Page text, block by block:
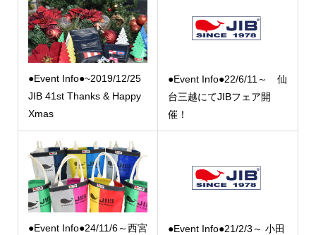
●Event Info●~2019/12/25
JIB 41st Thanks & Happy
Xmas
●Event Info●22/6/11～ 仙
台三越にてJIBフェア開
催！
●Event Info●24/11/6～西宮
●Event Info●21/2/3～ 小田